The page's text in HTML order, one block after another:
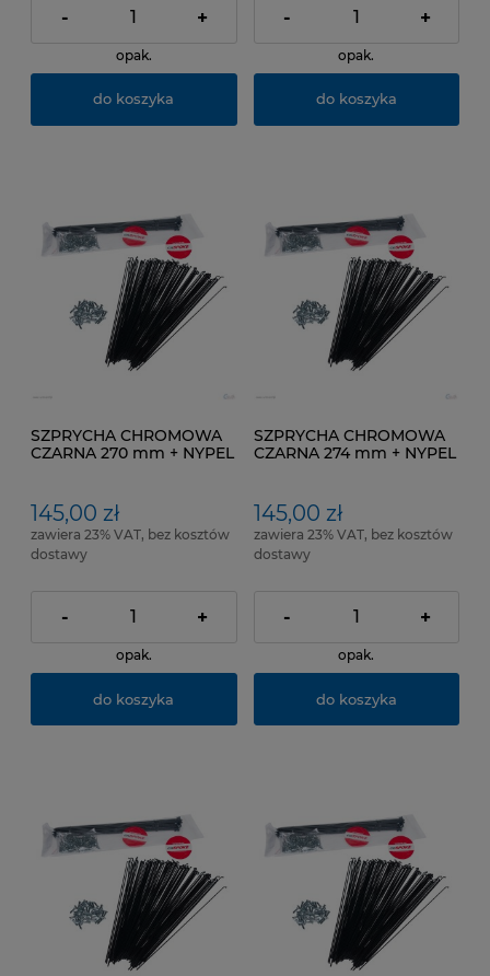
- +
opak.
do koszyka
- +
opak.
do koszyka
SZPRYCHA CHROMOWA
CZARNA 270 mm + NYPEL
145,00 zł
zawiera 23% VAT, bez kosztów
dostawy
- +
opak.
do koszyka
SZPRYCHA CHROMOWA
CZARNA 274 mm + NYPEL
145,00 zł
zawiera 23% VAT, bez kosztów
dostawy
- +
opak.
do koszyka